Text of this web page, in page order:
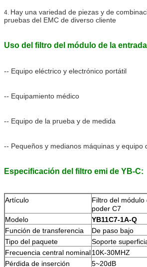
4. Hay una variedad de piezas y de
pruebas del EMC de diverso cliente
Uso del filtro del módulo de la
-- Equipo eléctrico y electrónico portátil
-- Equipamiento médico
-- Equipo de la prueba y de medida
-- Pequeños y medianos máquinas y equipo
Especificación del filtro emi de YB-C:
Artículo
Filtro del
poder C7
Modelo
YB11C7-1A-Q
Función de transferencia
De paso bajo
Tipo del paquete
Soporte
Frecuencia central nominal10K-30MHZ
Pérdida de inserción
5~20dB